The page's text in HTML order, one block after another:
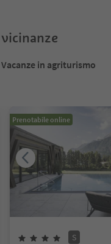
Vacanze in agriturismo
Prenotabile online
S